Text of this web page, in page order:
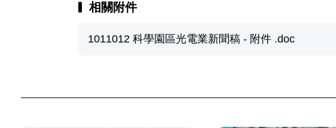
相關附件
1011012 科學園區光電業新聞稿 - 附件 .doc